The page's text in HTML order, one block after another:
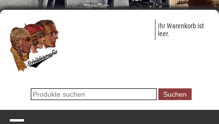
Ihr Warenkorb ist
leer.